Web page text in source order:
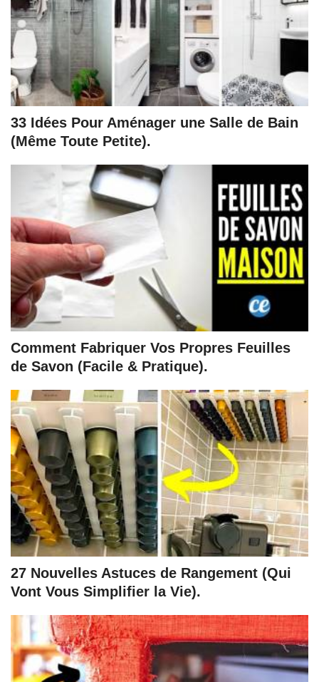
33 Idées Pour Aménager une Salle de Bain
(Même Toute Petite).
Comment Fabriquer Vos Propres Feuilles
de Savon (Facile & Pratique).
27 Nouvelles Astuces de Rangement (Qui
Vont Vous Simplifier la Vie).